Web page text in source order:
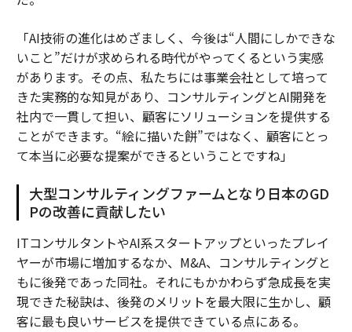
「AI技術の進化はめざましく、今後は“人間にしかできな
いこと”だけが求められる時代がやってくるという実感
があります。その点、私たちには事業会社として培って
きた実務的な知見があり、コンサルティングとAI開発を
社内で一貫して担い、顧客にソリューションを提供する
ことができます。“絵に描いた餅”ではなく、顧客にとっ
て本当に必要な提案ができるということですね」
大型コンサルティングファームとなり日本のGD
Pの改善に貢献したい
ITコンサルタントやAI系スタートアップといったプレイ
ヤーが市場に増加するなか、M&A、コンサルティングと
もに後発であった同社。それにもかかわらず急成長を実
現できた秘訣は、後発のメリットを最大限に生かし、顧
客に最も良いサービスを提供できている点にある。